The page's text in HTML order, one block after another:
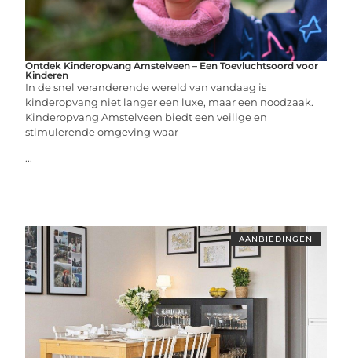
Ontdek Kinderopvang Amstelveen – Een Toevluchtsoord voor
Kinderen
In de snel veranderende wereld van vandaag is
kinderopvang niet langer een luxe, maar een noodzaak.
Kinderopvang Amstelveen biedt een veilige en
stimulerende omgeving waar
...
AANBIEDINGEN